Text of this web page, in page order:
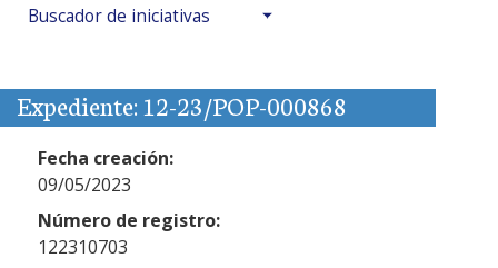
Buscador de iniciativas
Expediente: 12-23/POP-000868
Fecha creación:
09/05/2023
Número de registro:
122310703